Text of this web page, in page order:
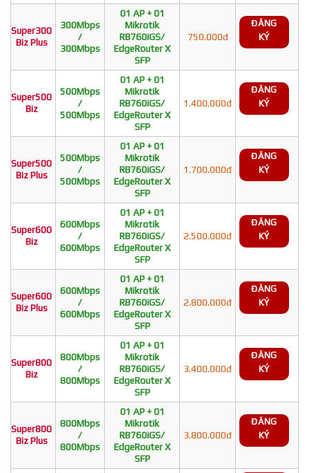
Super300
Biz Plus
300Mbps
/
300Mbps
01 AP + 01
Mikrotik
RB760iGS/
EdgeRouter X
SFP
750.000đ
ĐĂNG
KÝ
Super500
Biz
500Mbps
/
500Mbps
01 AP + 01
Mikrotik
RB760iGS/
EdgeRouter X
SFP
1.400.000đ
ĐĂNG
KÝ
Super500
Biz Plus
500Mbps
/
500Mbps
01 AP + 01
Mikrotik
RB760iGS/
EdgeRouter X
SFP
1.700.000đ
ĐĂNG
KÝ
Super600
Biz
600Mbps
/
600Mbps
01 AP + 01
Mikrotik
RB760iGS/
EdgeRouter X
SFP
2.500.000đ
ĐĂNG
KÝ
Super600
Biz Plus
600Mbps
/
600Mbps
01 AP + 01
Mikrotik
RB760iGS/
EdgeRouter X
SFP
2.800.000đ
ĐĂNG
KÝ
Super800
Biz
800Mbps
/
800Mbps
01 AP + 01
Mikrotik
RB760iGS/
EdgeRouter X
SFP
3.400.000đ
ĐĂNG
KÝ
Super800
Biz Plus
800Mbps
/
800Mbps
01 AP + 01
Mikrotik
RB760iGS/
EdgeRouter X
SFP
3.800.000đ
ĐĂNG
KÝ